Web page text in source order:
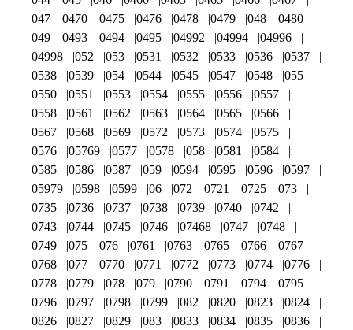
047
0470 0475 0476 0478 0479 048
0480
049
0493 0494 0495 04992 04994
04996
04998
052 053 0531 0532 0533 0536
0537
0538
0539 054 0544 0545 0547 0548
055
0550
0551 0553 0554 0555 0556
0557
0558
0561 0562 0563 0564 0565
0566
0567
0568 0569 0572 0573 0574
0575
0576
05769 0577 0578 058 0581
0584
0585
0586 0587 059 0594 0595 0596
0597
05979
0598 0599 06 072 0721 0725
073
0735
0736 0737 0738 0739 0740
0742
0743
0744 0745 0746 07468 0747
0748
0749
075 076 0761 0763 0765 0766
0767
0768
077 0770 0771 0772 0773 0774
0776
0778
0779 078 079 0790 0791 0794
0795
0796
0797 0798 0799 082 0820 0823
0824
0826
0827 0829 083 0833 0834 0835
0836